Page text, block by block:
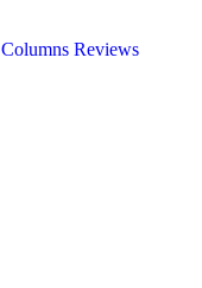
Columns Reviews